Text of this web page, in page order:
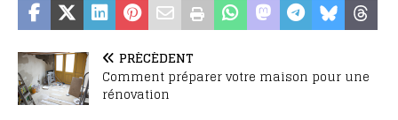
PRÉCÉDENT
Comment préparer votre maison pour une
rénovation